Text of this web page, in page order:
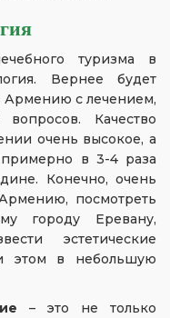
туризма в
Вернее будет
Армению с лечением,
Качество
очень высокое, а
в 3-4 раза
Конечно, очень
посмотреть
городу Еревану,
эстетические
этом в небольшую
– это не только